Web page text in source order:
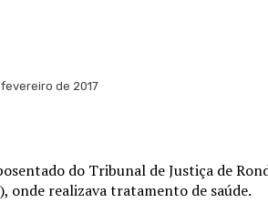
fevereiro de 2017
do Tribunal de Justiça de
onde realizava tratamento de saúde.